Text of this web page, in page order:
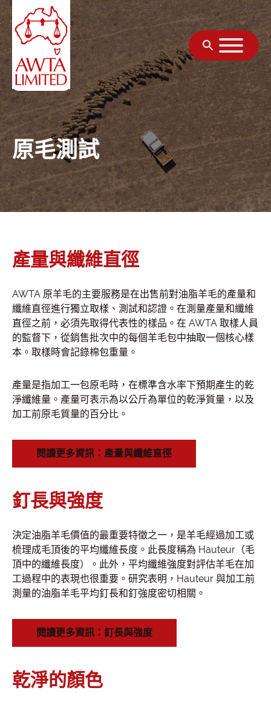
跳至內容
原毛測試
產量與纖維直徑
AWTA 原羊毛的主要服務是在出售前對油脂羊毛的產量和
纖維直徑進行獨立取樣、測試和認證。在測量產量和纖維
直徑之前，必須先取得代表性的樣品。在 AWTA 取樣人員
的監督下，從銷售批次中的每個羊毛包中抽取一個核心樣
本。取樣時會記錄棉包重量。
產量是指加工一包原毛時，在標準含水率下預期產生的乾
淨纖維量。產量可表示為以公斤為單位的乾淨質量，以及
加工前原毛質量的百分比。
閱讀更多資訊：產量與纖維直徑
釘長與強度
決定油脂羊毛價值的最重要特徵之一，是羊毛經過加工或
梳理成毛頂後的平均纖維長度。此長度稱為 Hauteur（毛
頂中的纖維長度）。此外，平均纖維強度對評估羊毛在加
工過程中的表現也很重要。研究表明，Hauteur 與加工前
測量的油脂羊毛平均釘長和釘強度密切相關。
閱讀更多資訊：釘長與強度
乾淨的顏色